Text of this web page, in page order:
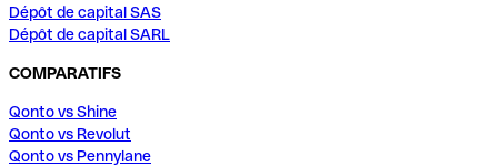
Dépôt de capital SAS
Dépôt de capital SARL
COMPARATIFS
Qonto vs Shine
Qonto vs Revolut
Qonto vs Pennylane